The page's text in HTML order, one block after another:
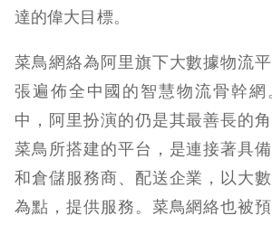
達的偉大目標。
菜鳥網絡為阿里旗下大數據物流
張遍佈全中國的智慧物流骨幹網
中，阿里扮演的仍是其最善長的角
菜鳥所搭建的平台，是連接著具
和倉儲服務商、配送企業，以大
為點，提供服務。菜鳥網絡也被